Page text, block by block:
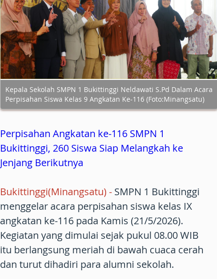
Kepala Sekolah SMPN 1 Bukittinggi Neldawati S.Pd Dalam Acara
Perpisahan Siswa Kelas 9 Angkatan Ke-116 (Foto:Minangsatu)
Perpisahan Angkatan ke-116 SMPN 1
Bukittinggi, 260 Siswa Siap Melangkah ke
Jenjang Berikutnya
Bukittinggi(Minangsatu) - SMPN 1 Bukittinggi
menggelar acara perpisahan siswa kelas IX
angkatan ke-116 pada Kamis (21/5/2026).
Kegiatan yang dimulai sejak pukul 08.00 WIB
itu berlangsung meriah di bawah cuaca cerah
dan turut dihadiri para alumni sekolah.